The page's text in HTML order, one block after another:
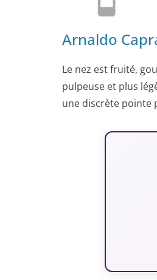
Arnaldo
Le nez est fruité,
pulpeuse et plus
une discrète pointe